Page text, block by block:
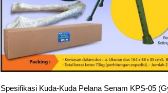
Spesifikasi Kuda-Kuda Pelana Senam KPS-05